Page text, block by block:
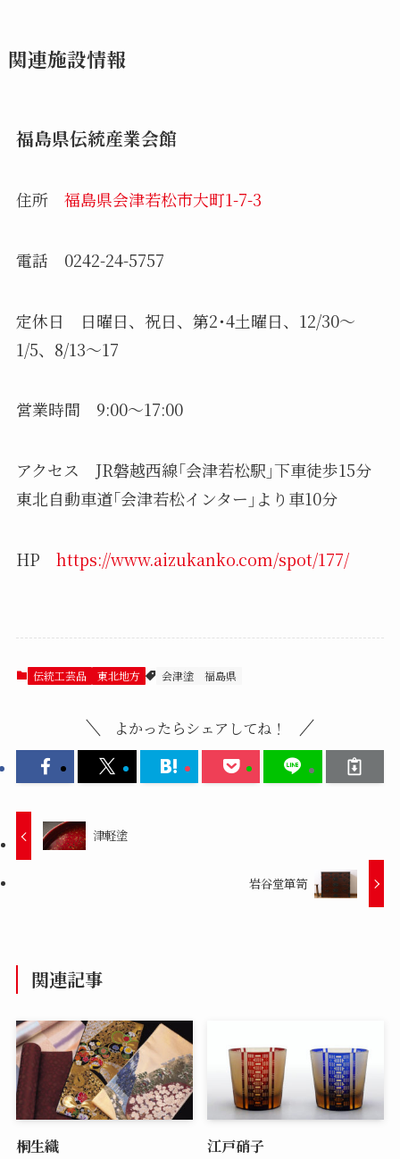
関連施設情報
福島県伝統産業会館
住所 福島県会津若松市大町1-7-3
電話 0242-24-5757
定休日 日曜日、祝日、第2･4土曜日、12/30～
1/5、8/13～17
営業時間 9:00～17:00
アクセス JR磐越西線｢会津若松駅｣下車徒歩15分
東北自動車道｢会津若松インター｣より車10分
HP https://www.aizukanko.com/spot/177/
伝統工芸品 東北地方 会津塗 福島県
よかったらシェアしてね！
津軽塗
岩谷堂箪笥
関連記事
桐生織 江戸硝子